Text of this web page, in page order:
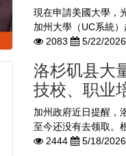
現在申請美國大學，
加州大學（UC系統
2083
5/22/2026
洛杉矶县大
技校、职业
加州政府近日提醒，
至今还没有去领取。
2444
5/18/2026